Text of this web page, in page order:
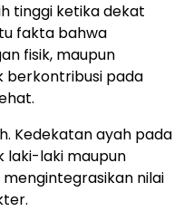
tinggi ketika dekat
fakta bahwa
fisik, maupun
berkontribusi pada
Kedekatan ayah pada
laki-laki maupun
nilai